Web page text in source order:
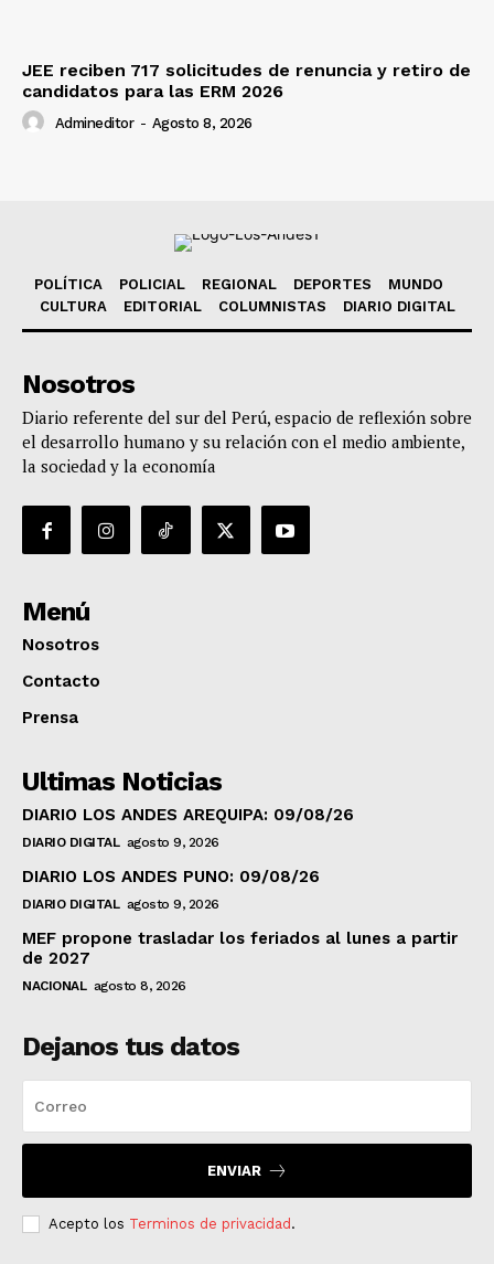
JEE reciben 717 solicitudes de renuncia y retiro de
candidatos para las ERM 2026
Admineditor - Agosto 8, 2026
POLÍTICA POLICIAL REGIONAL DEPORTES
MUNDO
CULTURA
EDITORIAL COLUMNISTAS DIARIO DIGITAL
Nosotros
Diario referente del sur del Perú, espacio de reflexión sobre
el desarrollo humano y su relación con el medio ambiente,
la sociedad y la economía
Menú
Nosotros
Contacto
Prensa
Ultimas Noticias
DIARIO LOS ANDES AREQUIPA: 09/08/26
DIARIO DIGITAL agosto 9, 2026
DIARIO LOS ANDES PUNO: 09/08/26
DIARIO DIGITAL agosto 9, 2026
MEF propone trasladar los feriados al lunes a partir
de 2027
NACIONAL agosto 8, 2026
Dejanos tus datos
ENVIAR
Acepto los Terminos de privacidad .